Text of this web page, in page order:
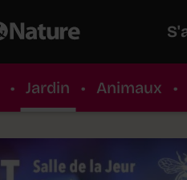
• Jardin • Animaux •